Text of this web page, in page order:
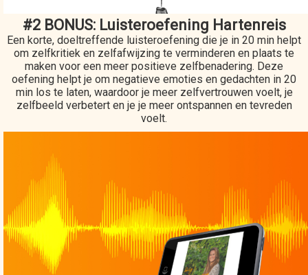
#2 BONUS: Luisteroefening Hartenreis
Een korte, doeltreffende luisteroefening die je in 20 min helpt
om zelfkritiek en zelfafwijzing te verminderen en plaats te
maken voor een meer positieve zelfbenadering. Deze
oefening helpt je om negatieve emoties en gedachten in 20
min los te laten, waardoor je meer zelfvertrouwen voelt, je
zelfbeeld verbetert en je je meer ontspannen en tevreden
voelt.